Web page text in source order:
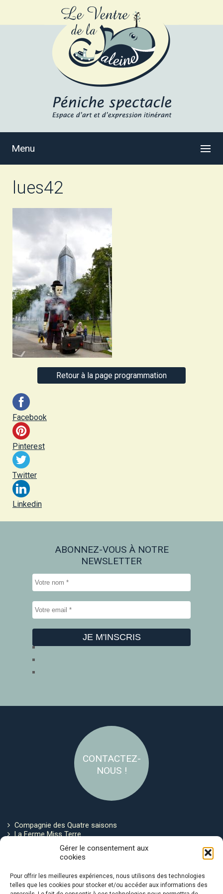
Gérer le consentement aux
cookies
Pour offrir les meilleures expériences, nous utilisons des technologies
telles que les cookies pour stocker et/ou accéder aux informations des
Menu
lues42
Retour à la page programmation
Facebook
Pinterest
Twitter
Linkedin
ABONNEZ-VOUS À NOTRE
NEWSLETTER
CONTACTEZ-
NOUS !
Compagnie des Quatre saisons
La Ferme Miss Terre
Politique de cookies